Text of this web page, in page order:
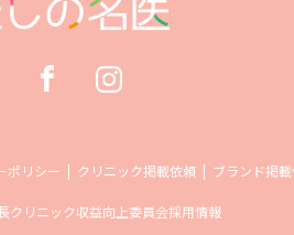
ポリシー クリニック掲載依頼 ブランド掲
クリニック収益向上委員会採用情報